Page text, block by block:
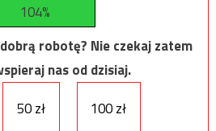
104%
robotę? Nie czekaj zatem
nas od dzisiaj.
50 zł 100 zł